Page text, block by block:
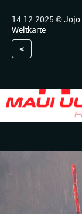
14.12.2025 ©Jojo
Weltkarte
<